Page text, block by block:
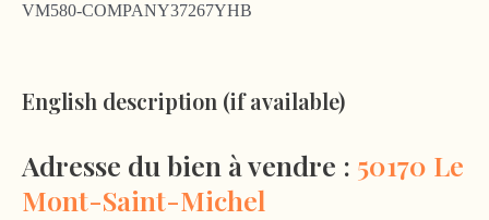
VM580-COMPANY37267YHB
English description (if available)
Adresse du bien à vendre : 50170 Le
Mont-Saint-Michel